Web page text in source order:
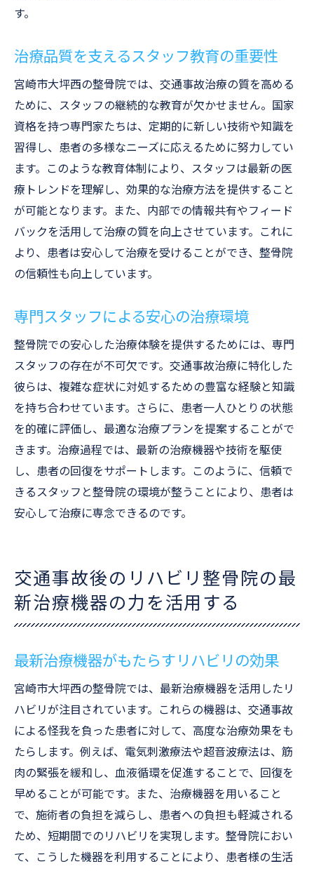
す。
治療品質を支えるスタッフ教育の重要性
宮崎市大坪西の整骨院では、交通事故治療の質を高める
ために、スタッフの継続的な教育が欠かせません。国家
資格を持つ専門家たちは、定期的に新しい技術や知識を
習得し、患者の多様なニーズに応えるために努力してい
ます。このような教育体制により、スタッフは最新の医
療トレンドを理解し、効果的な治療方法を提供すること
が可能となります。また、内部での情報共有やフィード
バックを活用して治療の質を向上させています。これに
より、患者は安心して治療を受けることができ、整骨院
の信頼性も向上しています。
専門スタッフによる安心の治療環境
整骨院での安心した治療体験を提供するためには、専門
スタッフの存在が不可欠です。交通事故治療に特化した
彼らは、複雑な症状に対処するための豊富な経験と知識
を持ち合わせています。さらに、患者一人ひとりの状態
を的確に評価し、最適な治療プランを提案することがで
きます。治療過程では、最新の治療機器や技術を駆使
し、患者の回復をサポートします。このように、信頼で
きるスタッフと整骨院の環境が整うことにより、患者は
安心して治療に専念できるのです。
交通事故後のリハビリ整骨院の最
新治療機器の力を活用する
最新治療機器がもたらすリハビリの効果
宮崎市大坪西の整骨院では、最新治療機器を活用したリ
ハビリが注目されています。これらの機器は、交通事故
による怪我を負った患者に対して、高度な治療効果をも
たらします。例えば、電気刺激療法や超音波療法は、筋
肉の緊張を緩和し、血液循環を促進することで、回復を
早めることが可能です。また、治療機器を用いること
で、施術者の負担を減らし、患者への負担も軽減される
ため、短期間でのリハビリを実現します。整骨院におい
て、こうした機器を利用することにより、患者様の生活